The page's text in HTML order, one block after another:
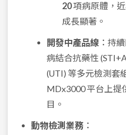
20項病原體，
成長顯著。
開發中產品線 ：持
病結合抗藥性
(UTI) 等多元檢測套
MDx3000 平台上提
目。
動物檢測業務 ：